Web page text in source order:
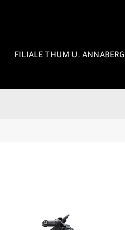
FILIALE THUM U. ANNABERG